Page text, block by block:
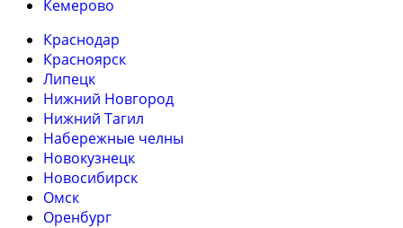
Кемерово
Краснодар
Красноярск
Липецк
Нижний Новгород
Нижний Тагил
Набережные челны
Новокузнецк
Новосибирск
Омск
Оренбург